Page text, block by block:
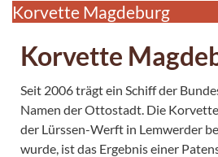
Korvette Magdeburg
Korvette
Seit 2006 trägt ein Schiff der
Namen der Ottostadt. Die Korvette
der Lürssen-Werft in Lemwerder
wurde, ist das Ergebnis einer